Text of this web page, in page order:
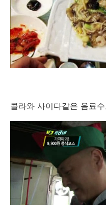
콜라와 사이다같은 음료